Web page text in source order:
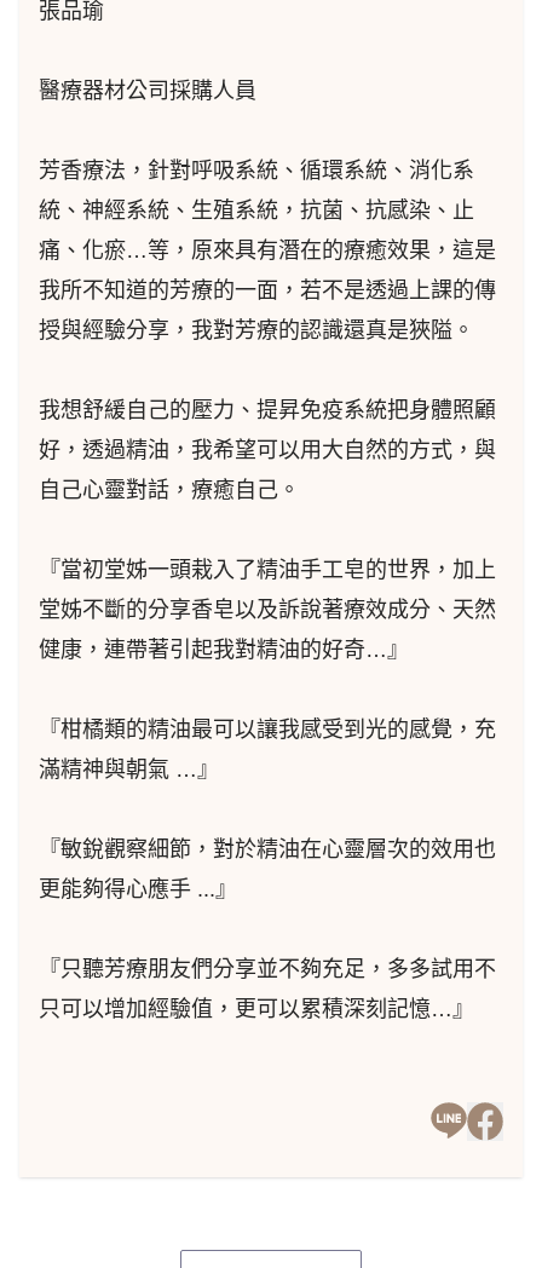
張品瑜
醫療器材公司採購人員
芳香療法，針對呼吸系統、循環系統、消化系
統、神經系統、生殖系統，抗菌、抗感染、止
痛、化瘀…等，原來具有潛在的療癒效果，這是
我所不知道的芳療的一面，若不是透過上課的傳
授與經驗分享，我對芳療的認識還真是狹隘。
我想舒緩自己的壓力、提昇免疫系統把身體照顧
好，透過精油，我希望可以用大自然的方式，與
自己心靈對話，療癒自己。
『當初堂姊一頭栽入了精油手工皂的世界，加上
堂姊不斷的分享香皂以及訴說著療效成分、天然
健康，連帶著引起我對精油的好奇…』
『柑橘類的精油最可以讓我感受到光的感覺，充
滿精神與朝氣 …』
『敏銳觀察細節，對於精油在心靈層次的效用也
更能夠得心應手 ...』
『只聽芳療朋友們分享並不夠充足，多多試用不
只可以增加經驗值，更可以累積深刻記憶…』